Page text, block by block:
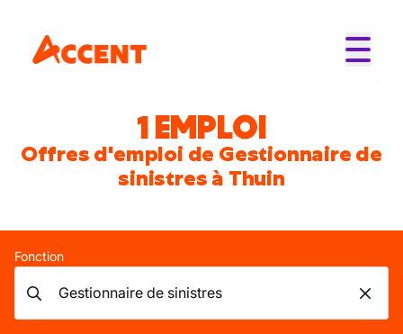
1 EMPLOI
Offres d'emploi de Gestionnaire de
sinistres à Thuin
Fonction